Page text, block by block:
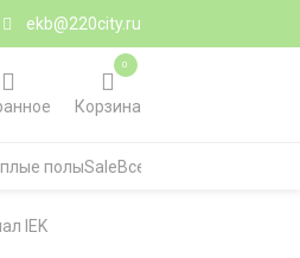
ekb@220city.ru
Корзина
0
полыSaleВсе категории
IEK